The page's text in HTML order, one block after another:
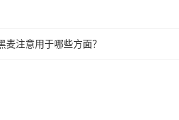
麦注意用于哪些方面？